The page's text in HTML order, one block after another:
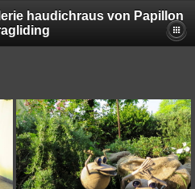
haudichraus von Papillon